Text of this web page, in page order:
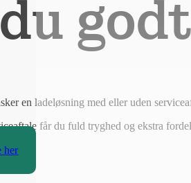
godt
en ladeløsning med eller uden
får du fuld tryghed og ekstra
her